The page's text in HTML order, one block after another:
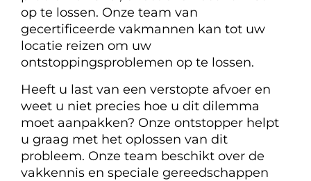
op te lossen. Onze team van
gecertificeerde vakmannen kan tot uw
locatie reizen om uw
ontstoppingsproblemen op te lossen.
Heeft u last van een verstopte afvoer en
weet u niet precies hoe u dit dilemma
moet aanpakken? Onze ontstopper helpt
u graag met het oplossen van dit
probleem. Onze team beschikt over de
vakkennis en speciale gereedschappen